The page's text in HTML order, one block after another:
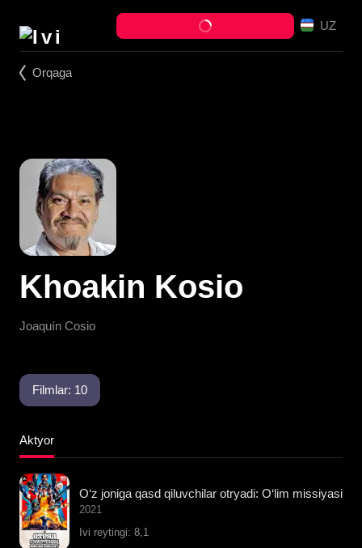
UZ
Orqaga
Joaquín Cosio
Khoakin Kosio
Filmlar: 10
Aktyor
O‘z joniga qasd qiluvchilar otryadi: O‘lim missiyasi
2021
Ivi reytingi: 8,1